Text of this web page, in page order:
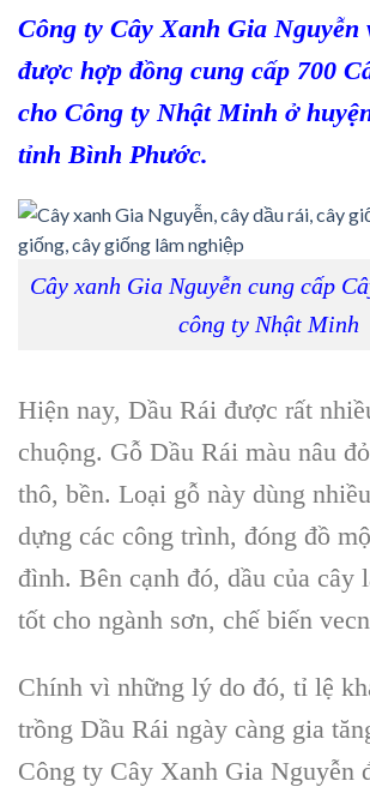
Công ty Cây Xanh Gia Nguyễn
được hợp đồng cung cấp 700
cho Công ty Nhật Minh ở
tỉnh Bình Phước.
Cây xanh Gia Nguyễn cung cấp
công ty Nhật Minh
Hiện nay, Dầu Rái được rất
chuộng. Gỗ Dầu Rái màu nâu
thô, bền. Loại gỗ này dùng
dựng các công trình, đóng đồ
đình. Bên cạnh đó, dầu của cây
tốt cho ngành sơn, chế biến
Chính vì những lý do đó, tỉ lệ
trồng Dầu Rái ngày càng gia
Công ty Cây Xanh Gia Nguyễn